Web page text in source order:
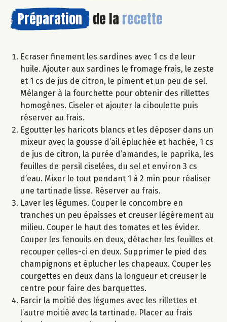
Préparation de la recette
Ecraser finement les sardines avec 1 cs de leur
huile. Ajouter aux sardines le fromage frais, le zeste
et 1 cs de jus de citron, le piment et un peu de sel.
Mélanger à la fourchette pour obtenir des rillettes
homogènes. Ciseler et ajouter la ciboulette puis
réserver au frais.
Egoutter les haricots blancs et les déposer dans un
mixeur avec la gousse d’ail épluchée et hachée, 1 cs
de jus de citron, la purée d’amandes, le paprika, les
feuilles de persil ciselées, du sel et environ 3 cs
d’eau. Mixer le tout pendant 1 à 2 min pour réaliser
une tartinade lisse. Réserver au frais.
Laver les légumes. Couper le concombre en
tranches un peu épaisses et creuser légèrement au
milieu. Couper le haut des tomates et les évider.
Couper les fenouils en deux, détacher les feuilles et
recouper celles-ci en deux. Supprimer le pied des
champignons et éplucher les chapeaux. Couper les
courgettes en deux dans la longueur et creuser le
centre pour faire des barquettes.
Farcir la moitié des légumes avec les rillettes et
l’autre moitié avec la tartinade. Placer au frais